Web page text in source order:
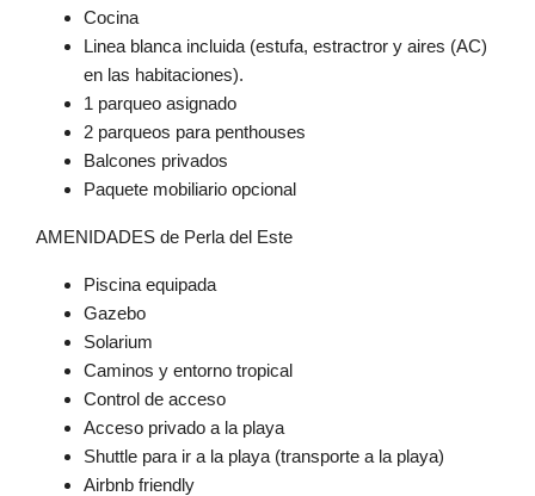
Cocina
Linea blanca incluida (estufa, estractror y aires (AC)
en las habitaciones).
1 parqueo asignado
2 parqueos para penthouses
Balcones privados
Paquete mobiliario opcional
AMENIDADES de Perla del Este
Piscina equipada
Gazebo
Solarium
Caminos y entorno tropical
Control de acceso
Acceso privado a la playa
Shuttle para ir a la playa (transporte a la playa)
Airbnb friendly